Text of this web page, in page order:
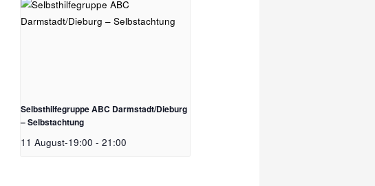
Selbsthilfegruppe ABC Darmstadt/Dieburg
– Selbstachtung
11 August-19:00 - 21:00